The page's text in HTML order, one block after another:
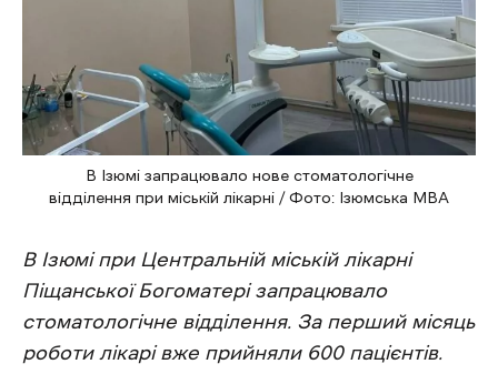
В Ізюмі запрацювало нове стоматологічне
відділення при міській лікарні / Фото: Ізюмська МВА
В Ізюмі при Центральній міській лікарні
Піщанської Богоматері запрацювало
стоматологічне відділення. За перший місяць
роботи лікарі вже прийняли 600 пацієнтів.